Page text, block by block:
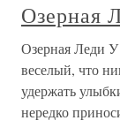
Озерная
Озерная Леди У
веселый, что
удержать
нередко